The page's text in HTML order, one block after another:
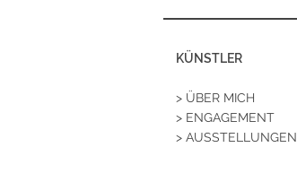
KÜNSTLER
> ÜBER MICH
> ENGAGEMENT
> AUSSTELLUNGEN